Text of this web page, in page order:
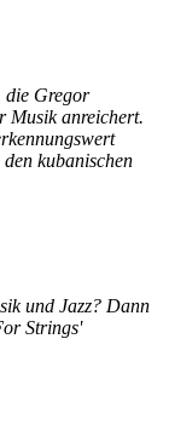
die Gregor
Musik anreichert.
kubanischen
und Jazz? Dann
Strings'